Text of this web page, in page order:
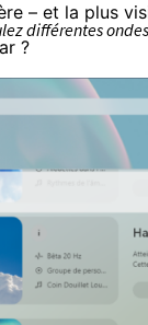
– et la plus
différentes
?